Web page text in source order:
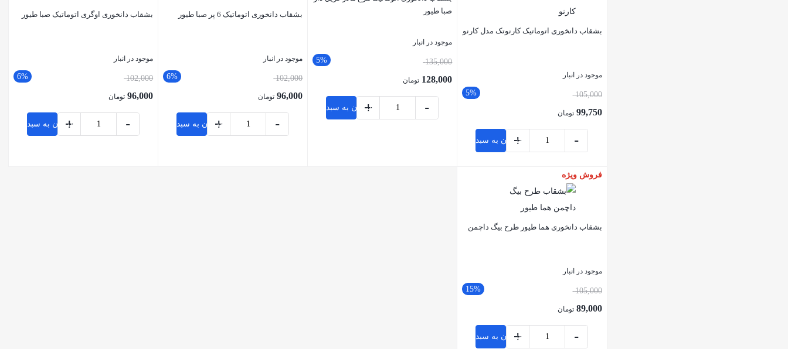
بشقاب دانخوری اتوماتیک کارنوتک مدل کارنو
موجود در انبار
5% 105,000
99,750 تومان
-
+
افزودن به سبد خرید
بستن
صبا طیور
موجود در انبار
5% 135,000
128,000 تومان
-
+
افزودن به سبد خرید
بشقاب دانخوری اتوماتیک 6 پر صبا طیور
موجود در انبار
6% 102,000
96,000 تومان
-
+
افزودن به سبد خرید
بشقاب دانخوری اوگری اتوماتیک صبا طیور
موجود در انبار
6% 102,000
96,000 تومان
-
+
افزودن به سبد خرید
فروش ویژه
بشقاب دانخوری هما طیور طرح بیگ داچمن
موجود در انبار
15% 105,000
89,000 تومان
-
+
افزودن به سبد خرید